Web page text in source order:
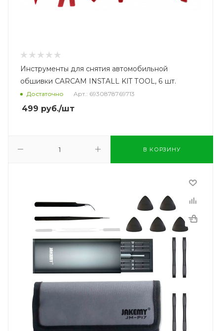
Инструменты для снятия автомобильной
обшивки CARCAM INSTALL KIT TOOL, 6 шт.
Достаточно Арт.: 6930878769713
499 руб./шт
В КОРЗИНУ